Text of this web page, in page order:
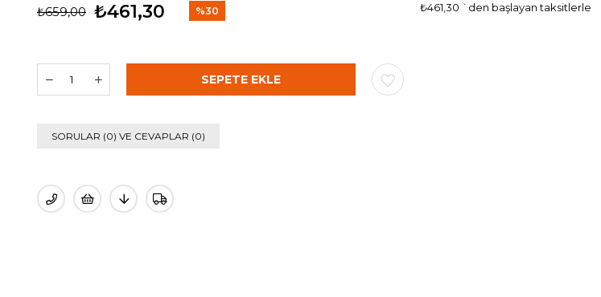
₺659,00 ₺461,30 %30
₺461,30 `den başlayan taksitlerle
SORULAR (0) VE CEVAPLAR (0)